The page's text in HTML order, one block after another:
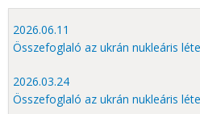
2026.06.11
Összefoglaló az ukrán nukleáris
2026.03.24
Összefoglaló az ukrán nukleáris